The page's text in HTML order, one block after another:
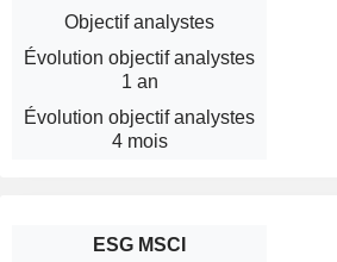
Objectif analystes
Évolution objectif analystes
1 an
Évolution objectif analystes
4 mois
ESG MSCI